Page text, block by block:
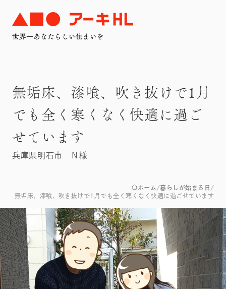
無垢床、漆喰、吹き抜けで1月
でも全く寒くなく快適に過ご
せています
兵庫県明石市 Ｎ様
ホーム
暮らしが始まる日
無垢床、漆喰、吹き抜けで1月でも全く寒くなく快適に過ごせています